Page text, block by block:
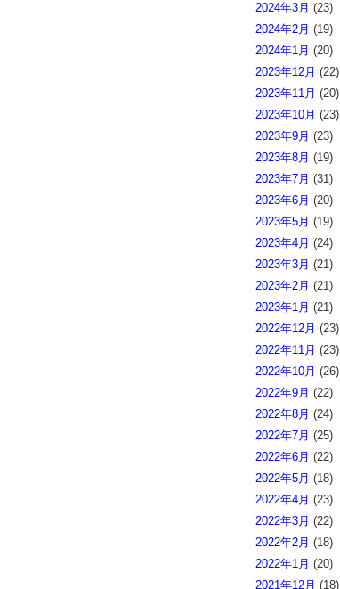
2024年3月 (23)
2024年2月 (19)
2024年1月 (20)
2023年12月 (22)
2023年11月 (20)
2023年10月 (23)
2023年9月 (23)
2023年8月 (19)
2023年7月 (31)
2023年6月 (20)
2023年5月 (19)
2023年4月 (24)
2023年3月 (21)
2023年2月 (21)
2023年1月 (21)
2022年12月 (23)
2022年11月 (23)
2022年10月 (26)
2022年9月 (22)
2022年8月 (24)
2022年7月 (25)
2022年6月 (22)
2022年5月 (18)
2022年4月 (23)
2022年3月 (22)
2022年2月 (18)
2022年1月 (20)
2021年12月 (18)